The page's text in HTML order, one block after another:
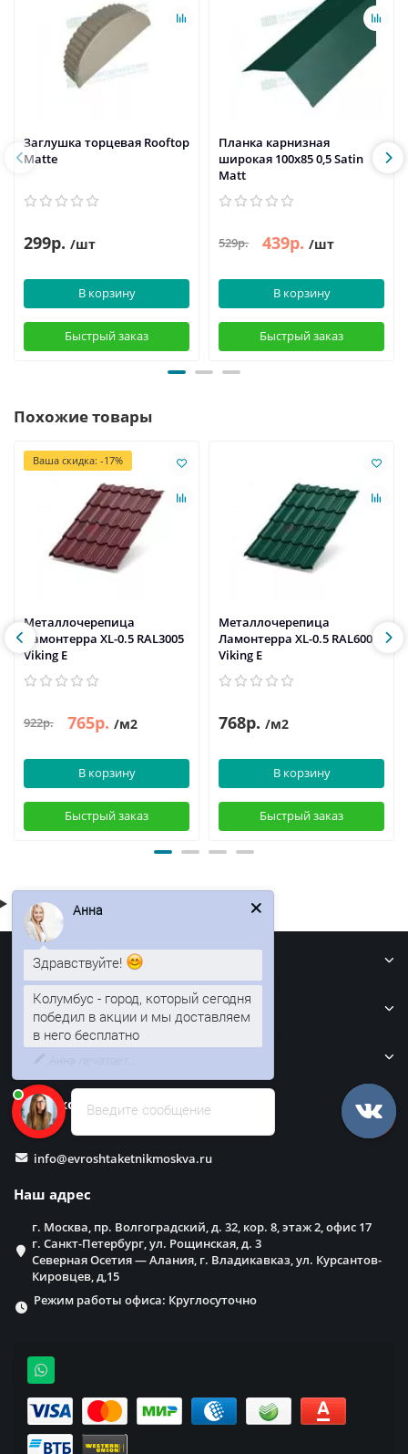
Заглушка торцевая Rooftop
Matte
299р. /шт
В корзину
Быстрый заказ
Планка карнизная
широкая 100х85 0,5 Satin
Мatt
529р. 439р. /шт
В корзину
Быстрый заказ
Похожие товары
Ваша скидка: -17%
Металлочерепица
Ламонтерра XL-0.5 RAL3005
Viking E
922р. 765р. /м2
В корзину
Быстрый заказ
Металлочерепица
Ламонтерра XL-0.5 RAL6005
Viking E
768р. /м2
В корзину
Быстрый заказ
Информация
Кровля
Наши контакты
info@evroshtaketnikmoskva.ru
Наш адрес
г. Москва, пр. Волгоградский, д. 32, кор. 8, этаж 2, офис 17
г. Санкт-Петербург, ул. Рощинская, д. 3
Северная Осетия — Алания, г. Владикавказ, ул. Курсантов-
Кировцев, д,15
Режим работы офиса: Круглосуточно
Введите сообщение
Здравствуйте!
Колумбус - город, который сегодня
победил в акции и мы доставляем
в него бесплатно